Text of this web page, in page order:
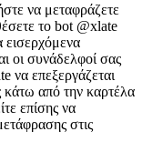
να μεταφράζετε
το bot @xlate
εισερχόμενα
οι συνάδελφοί σας
να επεξεργάζεται
κάτω από την καρτέλα
επίσης να
στις